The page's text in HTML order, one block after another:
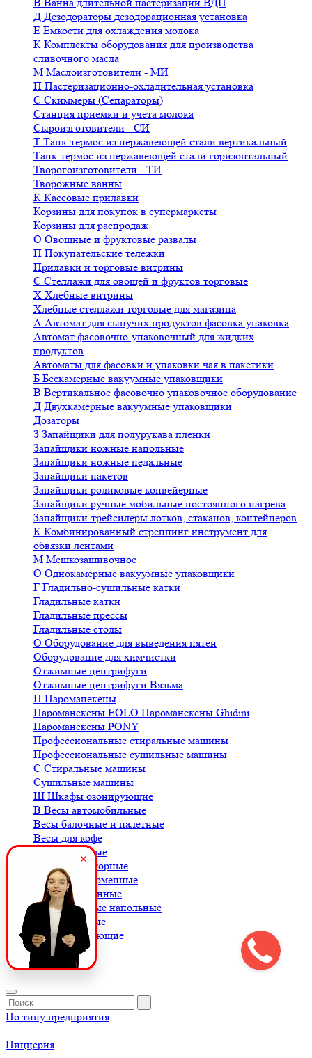
Д Дезодораторы дезодорационная установка
Е Емкости для охлаждения молока
К Комплекты оборудования для производства
сливочного масла
М Маслоизготовители - МИ
П Пастеризационно-охладительная установка
С Скиммеры (Сепараторы)
Станция приемки и учета молока
Сыроизготовители - СИ
Т Танк-термос из нержавеющей стали вертикальный
Танк-термос из нержавеющей стали горизонтальный
Творогоизготовители - ТИ
Творожные ванны
К Кассовые прилавки
Корзины для покупок в супермаркеты
Корзины для распродаж
О Овощные и фруктовые развалы
П Покупательские тележки
Прилавки и торговые витрины
С Стеллажи для овощей и фруктов торговые
Х Хлебные витрины
Хлебные стеллажи торговые для магазина
А Автомат для сыпучих продуктов фасовка упаковка
Автомат фасовочно-упаковочный для жидких
продуктов
Автоматы для фасовки и упаковки чая в пакетики
Б Бескамерные вакуумные упаковщики
В Вертикальное фасовочно упаковочное оборудование
Д Двухкамерные вакуумные упаковщики
Дозаторы
З Запайщики для полурукава пленки
Запайщики ножные напольные
Запайщики ножные педальные
Запайщики пакетов
Запайщики роликовые конвейерные
Запайщики ручные мобильные постоянного нагрева
Запайщики-трейсилеры лотков, стаканов, контейнеров
К Комбинированный стреппинг инструмент для
обвязки лентами
М Мешкозашивочное
О Однокамерные вакуумные упаковщики
Г Гладильно-сушильные катки
Гладильные катки
Гладильные прессы
Гладильные столы
О Оборудование для выведения пятен
Оборудование для химчистки
Отжимные центрифуги
Отжимные центрифуги Вязьма
П Пароманекены
Пароманекены EOLO Пароманекены Ghidini
Пароманекены PONY
Профессиональные стиральные машины
Профессиональные сушильные машины
С Стиральные машины
Сушильные машины
Ш Шкафы озонирующие
В Весы автомобильные
Весы балочные и палетные
Весы для кофе
Весы крановые
Весы лабораторные
Весы платформенные
Весы порционные
Весы товарные напольные
Весы торговые
ККомплектующие
По типу предприятия
Пиццерия